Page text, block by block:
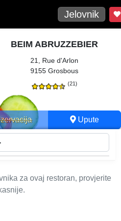
Jelovnik
BEIM ABRUZZEBIER
21, Rue d'Arlon
9155 Grosbous
(21)
Upute
za ovaj restoran, provjerite